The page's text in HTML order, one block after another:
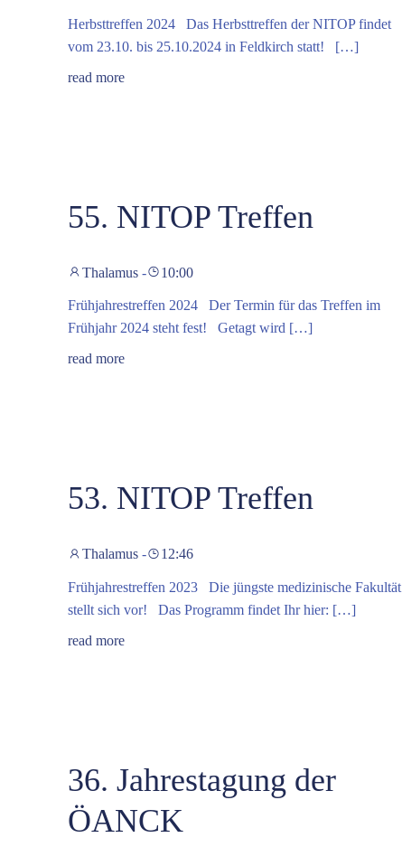
Herbsttreffen 2024 Das Herbsttreffen der NITOP findet
vom 23.10. bis 25.10.2024 in Feldkirch statt! […]
read more
55. NITOP Treffen
Thalamus - 10:00
Frühjahrestreffen 2024 Der Termin für das Treffen im
Frühjahr 2024 steht fest! Getagt wird […]
read more
53. NITOP Treffen
Thalamus - 12:46
Frühjahrestreffen 2023 Die jüngste medizinische Fakultät
stellt sich vor! Das Programm findet Ihr hier: […]
read more
36. Jahrestagung der
ÖANCK